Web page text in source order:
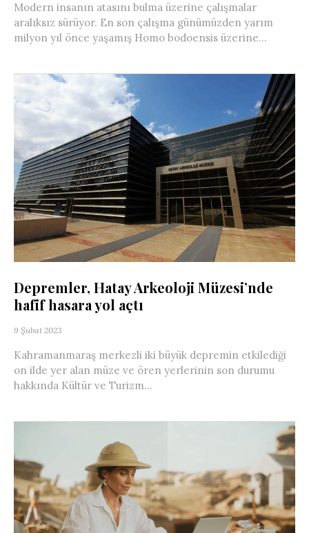
Modern insanın atasını bulma üzerine çalışmalar
aralıksız sürüyor. En son çalışma günümüzden yarım
milyon yıl önce yaşamış Homo bodoensis üzerine...
Depremler, Hatay Arkeoloji Müzesi’nde
hafif hasara yol açtı
9 Şubat 2023
Kahramanmaraş merkezli iki büyük depremin etkilediği
on ilde yer alan müze ve ören yerlerinin son durumu
hakkında Kültür ve Turizm...